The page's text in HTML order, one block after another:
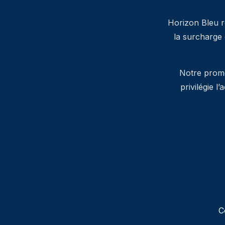
Horizon Bleu
la
Notre
privilégie